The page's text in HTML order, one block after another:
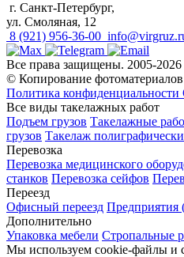
г. Санкт-Петербург,
ул. Смоляная, 12
8 (921) 956-36-00
Все права защищены. 2005-2026
© Копирование фотоматериалов
Политика конфиденциальности
Все виды такелажных работ
Подъем грузов Такелажные
грузов Такелаж
Перевозка
Перевозка медицинского
станков Перевозка сейфов
Переезд
Офисный переезд Предприятия
Дополнительно
Упаковка мебели Стропальные
Мы используем cookie-файлы и